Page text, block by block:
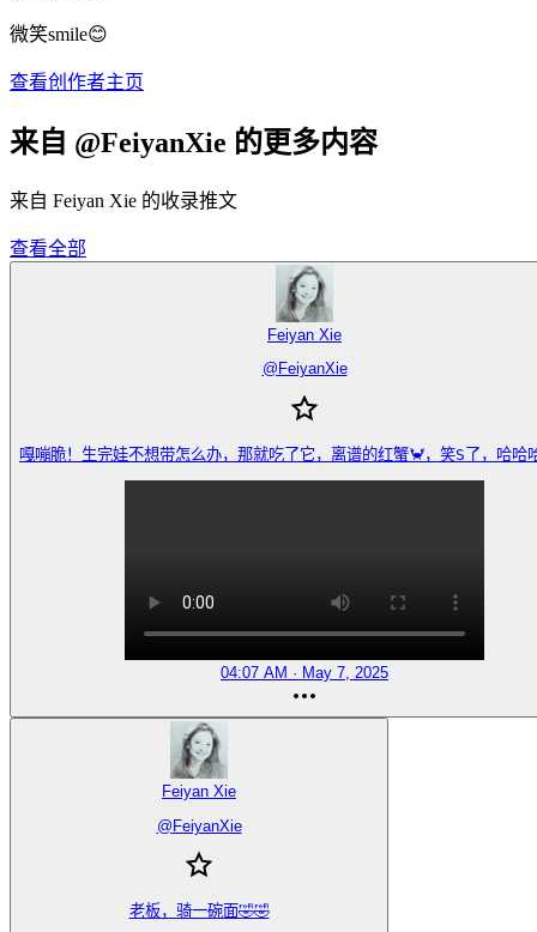
微笑smile😊
查看创作者主页
来自 @FeiyanXie 的更多内容
来自 Feiyan Xie 的收录推文
查看全部
Feiyan Xie
@ FeiyanXie
嘎嘣脆！生完娃不想带怎么办，那就吃了它，离谱的红蟹🦀，笑S了，哈哈
04:07 AM · May 7, 2025
Feiyan Xie
@FeiyanXie
老板，骑一碗面🤣🤣